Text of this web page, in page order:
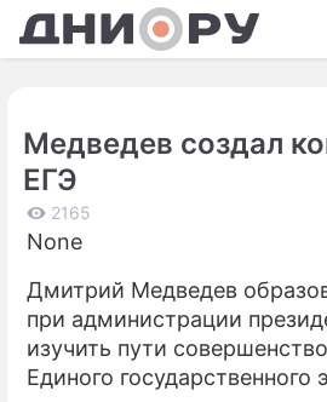
Медведев создал
ЕГЭ
2165
None
Дмитрий Медведев
при администрации
изучить пути
Единого государственного